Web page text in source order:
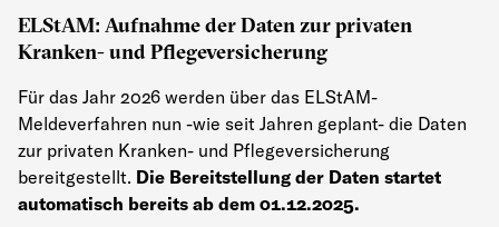
ELStAM: Aufnahme der Daten zur privaten
Kranken- und Pflegeversicherung
Für das Jahr 2026 werden über das ELStAM-
Meldeverfahren nun -wie seit Jahren geplant- die Daten
zur privaten Kranken- und Pflegeversicherung
bereitgestellt. Die Bereitstellung der Daten startet
automatisch bereits ab dem 01.12.2025.